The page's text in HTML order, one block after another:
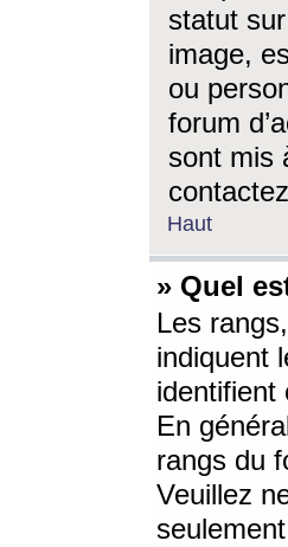
statut
image,
ou
forum
sont mis
Haut
» Quel
Les
indiquent
identifient
En
rangs du
Veuillez